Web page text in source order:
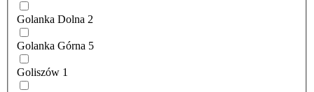
Golanka Dolna 2
Golanka Górna 5
Goliszów 1